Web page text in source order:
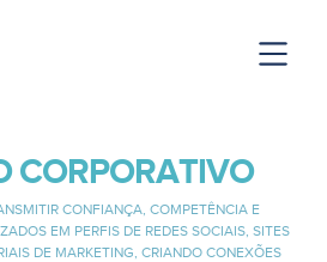
CORPORATIVO
CONFIANÇA, COMPETÊNCIA E
EM PERFIS DE REDES SOCIAIS, SITES
DE MARKETING, CRIANDO CONEXÕES